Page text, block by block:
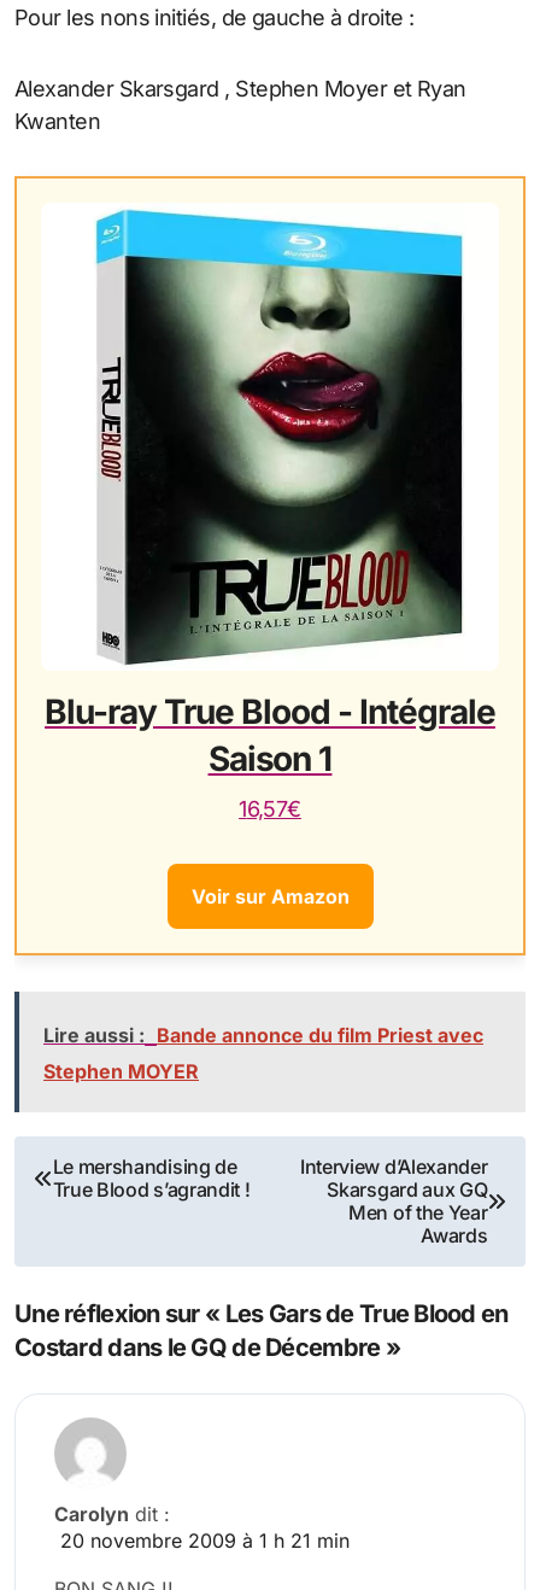
Pour les nons initiés, de gauche à droite :
Alexander Skarsgard , Stephen Moyer et Ryan
Kwanten
Blu-ray True Blood - Intégrale
Saison 1
16,57€
Voir sur Amazon
Lire aussi : Bande annonce du film Priest avec
Stephen MOYER
Navigation
l’article
Le mershandising de
True Blood s’agrandit !
Interview d’Alexander
Skarsgard aux GQ
Men of the Year
Awards
Une réflexion sur « Les Gars de True Blood en
Costard dans le GQ de Décembre »
Carolyn dit :
20 novembre 2009 à 1 h 21 min